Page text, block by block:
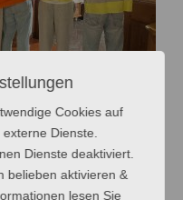
diese Fahrt ermöglicht
Frau Zillien, Frau
Cookies auf
Dienste.
Dienste deaktiviert.
belieben aktivieren &
lesen Sie